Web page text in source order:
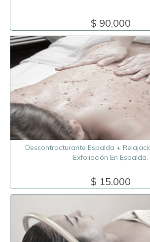
$ 90.000
Descontracturante Espalda +
Exfoliación En Espalda.
$ 15.000